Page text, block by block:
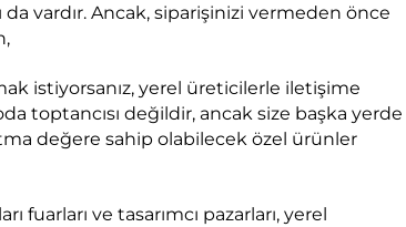
vardır. Ancak, siparişinizi vermeden önce
istiyorsanız, yerel üreticilerle iletişime
toptancısı değildir, ancak size başka yerde
değere sahip olabilecek özel ürünler
fuarları ve tasarımcı pazarları, yerel